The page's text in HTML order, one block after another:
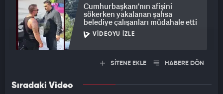
Cumhurbaşkanı'nın afişini
sökerken yakalanan şahsa
belediye çalışanları müdahale etti
VIDEOYU İZLE
SİTENE EKLE HABERE DÖN
Sıradaki Video